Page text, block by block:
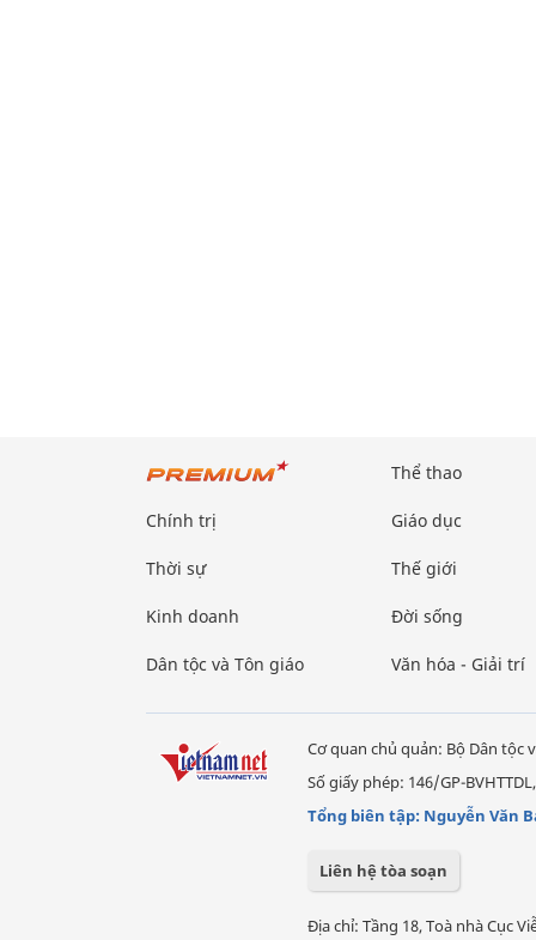
Chính trị
Thời sự
Kinh doanh
Dân tộc và Tôn giáo
Thể thao
Giáo dục
Thế giới
Đời sống
Văn hóa - Giải trí
Cơ quan chủ quản: Bộ Dân tộc
Số giấy phép: 146/GP-
Tổng biên tập: Nguyễn Văn
Liên hệ tòa soạn
Địa chỉ: Tầng 18, Toà nhà Cục